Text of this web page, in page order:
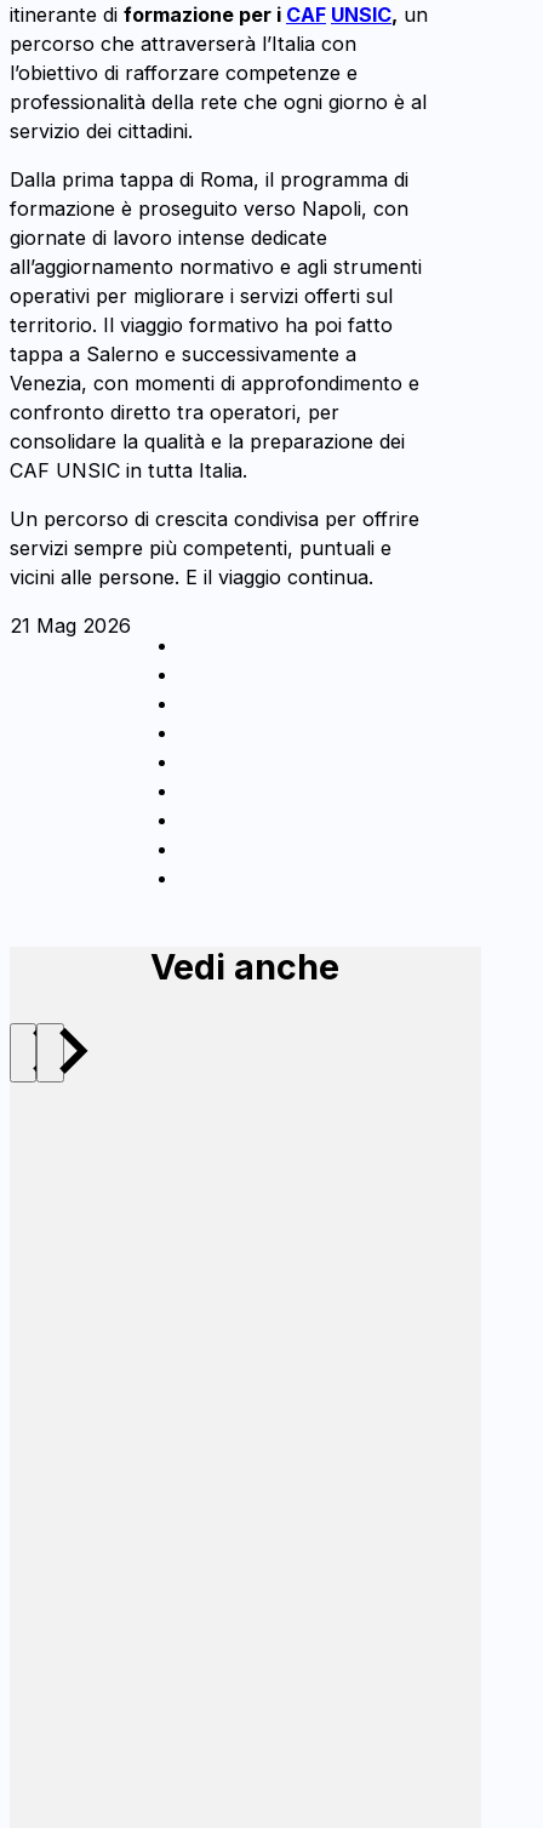
itinerante di formazione per i CAF UNSIC, un
percorso che attraverserà l’Italia con
l’obiettivo di rafforzare competenze e
professionalità della rete che ogni giorno è al
servizio dei cittadini.
Dalla prima tappa di Roma, il programma di
formazione è proseguito verso Napoli, con
giornate di lavoro intense dedicate
all’aggiornamento normativo e agli strumenti
operativi per migliorare i servizi offerti sul
territorio. Il viaggio formativo ha poi fatto
tappa a Salerno e successivamente a
Venezia, con momenti di approfondimento e
confronto diretto tra operatori, per
consolidare la qualità e la preparazione dei
CAF UNSIC in tutta Italia.
Un percorso di crescita condivisa per offrire
servizi sempre più competenti, puntuali e
vicini alle persone. E il viaggio continua.
21 Mag 2026
Vedi anche